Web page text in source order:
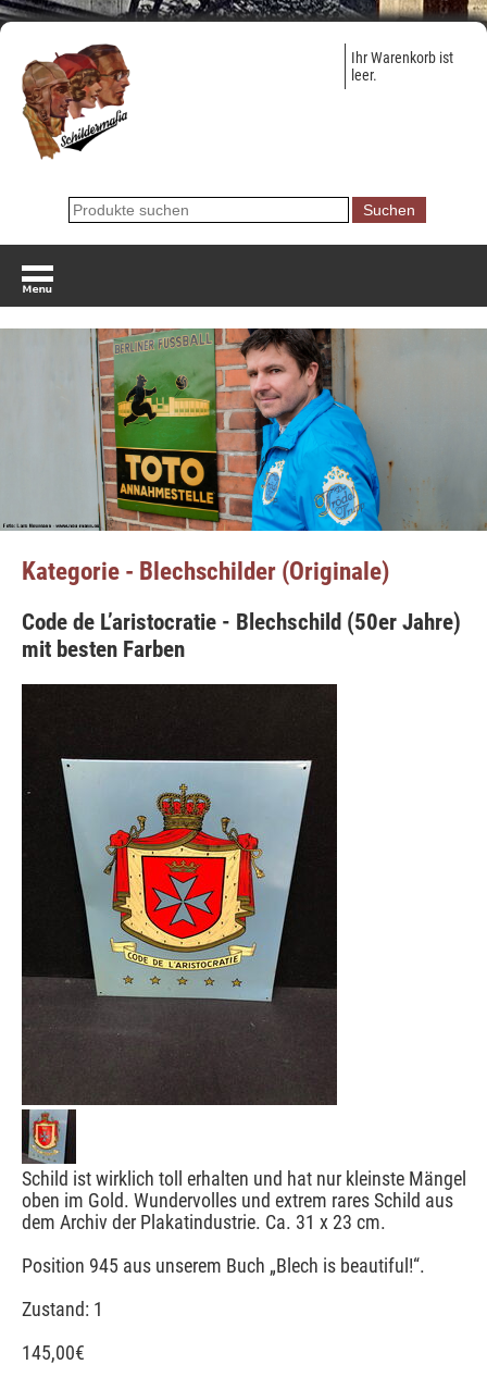
Ihr Warenkorb ist
leer.
Kategorie - Blechschilder (Originale)
Code de L’aristocratie - Blechschild (50er Jahre)
mit besten Farben
Schild ist wirklich toll erhalten und hat nur kleinste Mängel
oben im Gold. Wundervolles und extrem rares Schild aus
dem Archiv der Plakatindustrie. Ca. 31 x 23 cm.
Position 945 aus unserem Buch „Blech is beautiful!“.
Zustand: 1
145,00€